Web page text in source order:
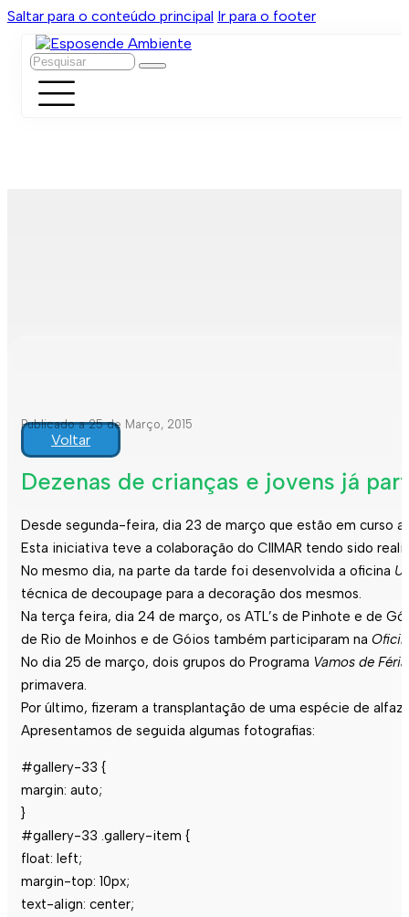
Saltar para o conteúdo principal Ir para o footer
Pesquisar
Publicado a 25 de Março, 2015
Voltar
Dezenas de crianças e jovens já
Desde segunda-feira, dia 23 de março que estão em curso
Esta iniciativa teve a colaboração do CIIMAR tendo sido
No mesmo dia, na parte da tarde foi desenvolvida a oficina
técnica de decoupage para a decoração dos mesmos.
Na terça feira, dia 24 de março, os ATL’s de Pinhote e de
de Rio de Moinhos e de Góios também participaram na
No dia 25 de março, dois grupos do Programa Vamos de
primavera.
Por último, fizeram a transplantação de uma espécie de
Apresentamos de seguida algumas fotografias:
#gallery-33 {
margin: auto;
}
#gallery-33 .gallery-item {
float: left;
margin-top: 10px;
text-align: center;